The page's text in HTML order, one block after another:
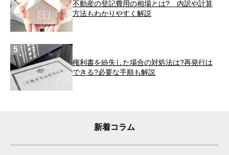
不動産の登記費用の相場とは? 内訳や計算
方法もわかりやすく解説
権利書を紛失した場合の対処法は?再発行は
できる?必要な手順も解説
新着コラム